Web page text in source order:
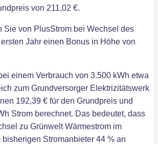
von 211,02 €.
Sie von PlusStrom bei Wechsel des
Jahr einen Bonus in Höhe von
einem Verbrauch von 3.500 kWh etwa
zum Grundversorger Elektrizitätswerk
192,39 € für den Grundpreis und
Strom berechnet. Das bedeutet, dass
zu Grünwelt Wärmestrom im
Stromanbieter 44 % an